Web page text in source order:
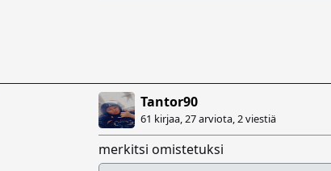
Tantor90
61 kirjaa, 27 arviota, 2 viestiä
merkitsi omistetuksi